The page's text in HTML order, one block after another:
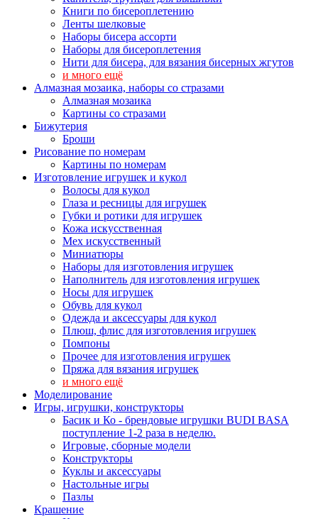
Книги по бисероплетению
Ленты шелковые
Наборы бисера ассорти
Наборы для бисероплетения
Нити для бисера, для вязания бисерных жгутов
и много ещё
Алмазная мозаика, наборы со стразами
Алмазная мозаика
Картины co стразами
Бижутерия
Броши
Рисование по номерам
Картины по номерам
Изготовление игрушек и кукол
Волосы для кукол
Глаза и ресницы для игрушек
Губки и ротики для игрушек
Кожа искусственная
Мех искусственный
Миниатюры
Наборы для изготовления игрушек
Наполнитель для изготовления игрушек
Носы для игрушек
Обувь для кукол
Одежда и аксессуары для кукол
Плюш, флис для изготовления игрушек
Помпоны
Прочее для изготовления игрушек
Пряжа для вязания игрушек
и много ещё
Моделирование
Игры, игрушки, конструкторы
Басик и Ко - брендовые игрушки BUDI BASA
поступление 1-2 раза в неделю.
Игровые, сборные модели
Конструкторы
Куклы и аксессуары
Настольные игры
Пазлы
Крашение